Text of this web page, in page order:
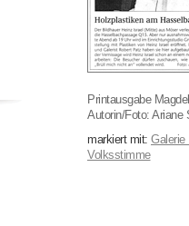
Printausgabe
Autorin/Foto: Ariane
markiert mit: Galerie
Volksstimme